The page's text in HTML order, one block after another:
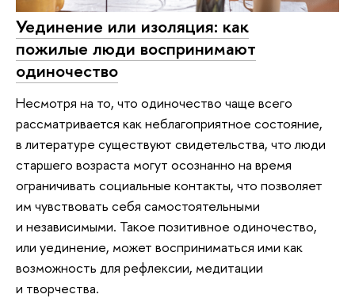
Уединение или изоляция: как
пожилые люди воспринимают
одиночество
Несмотря на то, что одиночество чаще всего
рассматривается как неблагоприятное состояние,
в литературе существуют свидетельства, что люди
старшего возраста могут осознанно на время
ограничивать социальные контакты, что позволяет
им чувствовать себя самостоятельными
и независимыми. Такое позитивное одиночество,
или уединение, может восприниматься ими как
возможность для рефлексии, медитации
и творчества.